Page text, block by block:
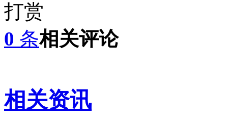
打赏
0 条相关评论
相关资讯